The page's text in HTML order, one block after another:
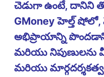
చెడుగా ఉంటే, దానిని
GMoney హెల్త్
అభిప్రాయాన్ని
మరియు నిపుణులను
మరియు